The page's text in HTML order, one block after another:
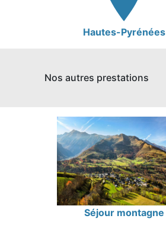
Hautes-Pyrénées
Nos autres prestations
Séjour montagne